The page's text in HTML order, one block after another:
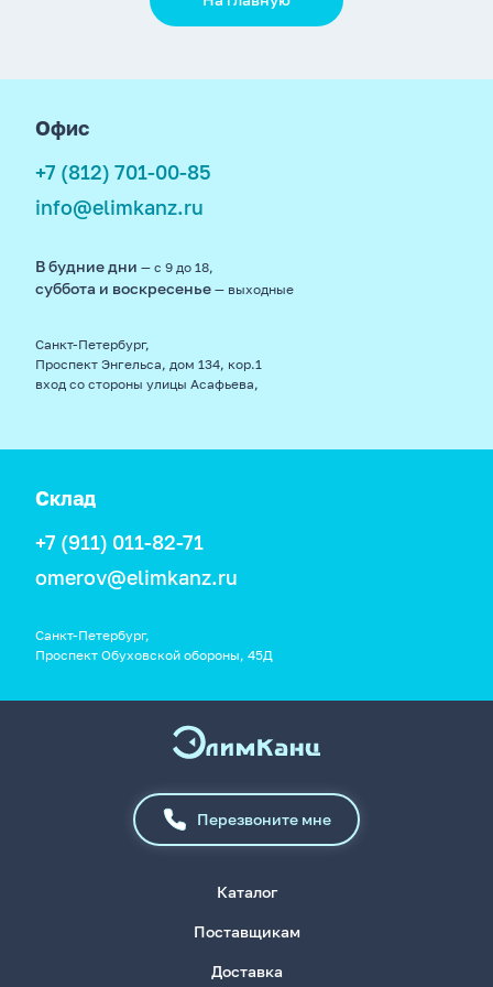
Офис
+7 (812) 701-00-85
info@elimkanz.ru
В будние дни — с 9 до 18,
суббота и воскресенье — выходные
Санкт-Петербург,
Проспект Энгельса, дом 134, кор.1
вход со стороны улицы Асафьева,
Склад
+7 (911) 011-82-71
omerov@elimkanz.ru
Санкт-Петербург,
Проспект Обуховской обороны, 45Д
Перезвоните мне
Каталог
Поставщикам
Доставка